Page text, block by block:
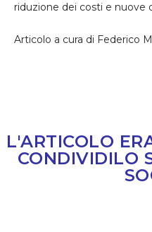
riduzione dei costi e nuove
Articolo a cura di Federico
L'ARTICOLO
CONDIVIDILO